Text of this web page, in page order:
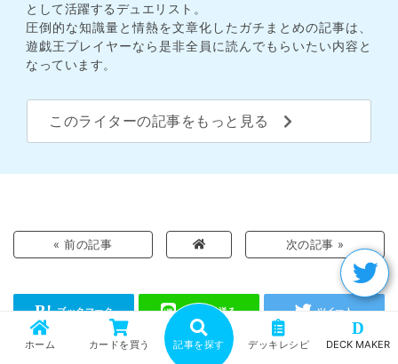
として活躍するデュエリスト。
圧倒的な知識量と情熱を文章化したガチまとめの記事は、
遊戯王プレイヤーなら是非全員に読んでもらいたい内容と
なっています。
このライターの記事をもっと見る
« 前の記事 次の記事 »
ホーム カードを買う 記事を探す デッキレシピ
D
DECK MAKER